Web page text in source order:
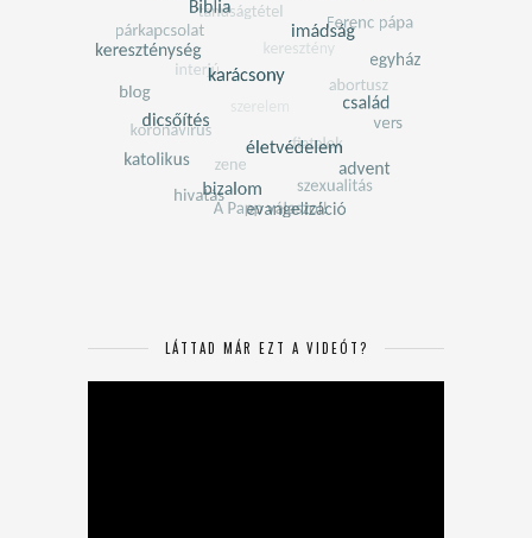
LÁTTAD MÁR EZT A VIDEÓT?